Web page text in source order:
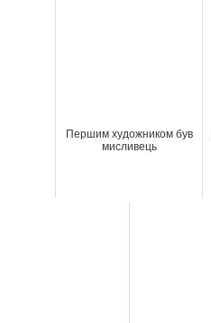
Першим художником був
мисливець